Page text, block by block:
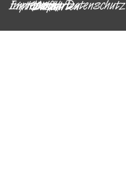
Impressum/Datenschutz
Anfahrt
Kontakt
Links
Eintrittskarten